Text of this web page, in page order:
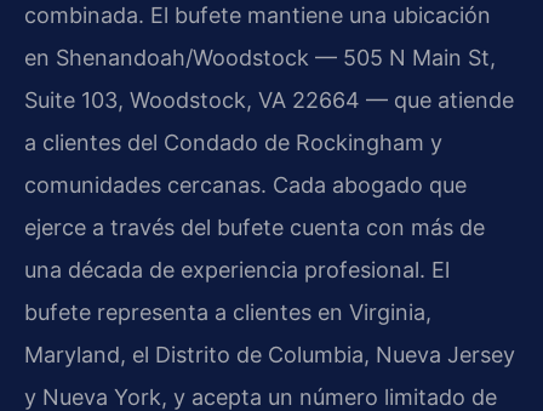
combinada. El bufete mantiene una ubicación
en Shenandoah/Woodstock — 505 N Main St,
Suite 103, Woodstock, VA 22664 — que atiende
a clientes del Condado de Rockingham y
comunidades cercanas. Cada abogado que
ejerce a través del bufete cuenta con más de
una década de experiencia profesional. El
bufete representa a clientes en Virginia,
Maryland, el Distrito de Columbia, Nueva Jersey
y Nueva York, y acepta un número limitado de